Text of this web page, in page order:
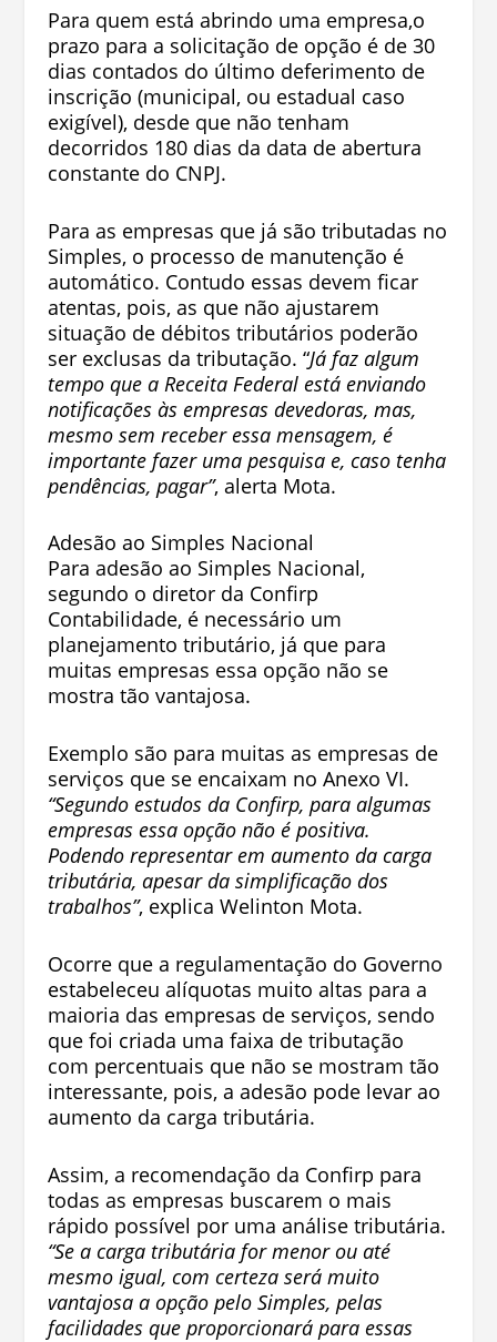
Para quem está abrindo uma empresa,o
prazo para a solicitação de opção é de 30
dias contados do último deferimento de
inscrição (municipal, ou estadual caso
exigível), desde que não tenham
decorridos 180 dias da data de abertura
constante do CNPJ.
Para as empresas que já são tributadas no
Simples, o processo de manutenção é
automático. Contudo essas devem ficar
atentas, pois, as que não ajustarem
situação de débitos tributários poderão
ser exclusas da tributação. “Já faz algum
tempo que a Receita Federal está enviando
notificações às empresas devedoras, mas,
mesmo sem receber essa mensagem, é
importante fazer uma pesquisa e, caso tenha
pendências, pagar”, alerta Mota.
Adesão ao Simples Nacional
Para adesão ao Simples Nacional,
segundo o diretor da Confirp
Contabilidade, é necessário um
planejamento tributário, já que para
muitas empresas essa opção não se
mostra tão vantajosa.
Exemplo são para muitas as empresas de
serviços que se encaixam no Anexo VI.
“Segundo estudos da Confirp, para algumas
empresas essa opção não é positiva.
Podendo representar em aumento da carga
tributária, apesar da simplificação dos
trabalhos”, explica Welinton Mota.
Ocorre que a regulamentação do Governo
estabeleceu alíquotas muito altas para a
maioria das empresas de serviços, sendo
que foi criada uma faixa de tributação
com percentuais que não se mostram tão
interessante, pois, a adesão pode levar ao
aumento da carga tributária.
Assim, a recomendação da Confirp para
todas as empresas buscarem o mais
rápido possível por uma análise tributária.
“Se a carga tributária for menor ou até
mesmo igual, com certeza será muito
vantajosa a opção pelo Simples, pelas
facilidades que proporcionará para essas